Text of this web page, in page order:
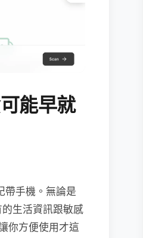
能早就
帶手機。無論是
生活資訊跟敏感
你方便使用才這